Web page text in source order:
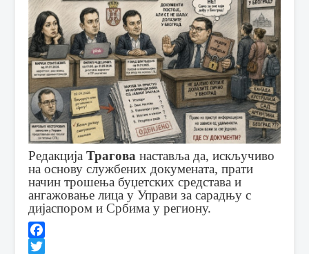
Редакција Трагова наставља да, искључиво
на основу службених докумената, прати
начин трошења буџетских средстава и
ангажовање лица у Управи за сарадњу с
дијаспором и Србима у региону.
Facebook